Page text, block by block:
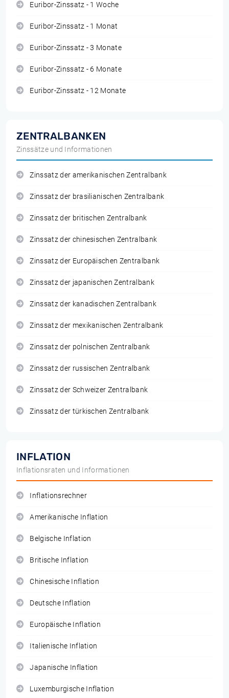
Euribor-Zinssatz - 1 Woche
Euribor-Zinssatz - 1 Monat
Euribor-Zinssatz - 3 Monate
Euribor-Zinssatz - 6 Monate
Euribor-Zinssatz - 12 Monate
ZENTRALBANKEN
Zinssätze und Informationen
Zinssatz der amerikanischen Zentralbank
Zinssatz der brasilianischen Zentralbank
Zinssatz der britischen Zentralbank
Zinssatz der chinesischen Zentralbank
Zinssatz der Europäischen Zentralbank
Zinssatz der japanischen Zentralbank
Zinssatz der kanadischen Zentralbank
Zinssatz der mexikanischen Zentralbank
Zinssatz der polnischen Zentralbank
Zinssatz der russischen Zentralbank
Zinssatz der Schweizer Zentralbank
Zinssatz der türkischen Zentralbank
INFLATION
Inflationsraten und Informationen
Inflationsrechner
Amerikanische Inflation
Belgische Inflation
Britische Inflation
Chinesische Inflation
Deutsche Inflation
Europäische Inflation
Italienische Inflation
Japanische Inflation
Luxemburgische Inflation